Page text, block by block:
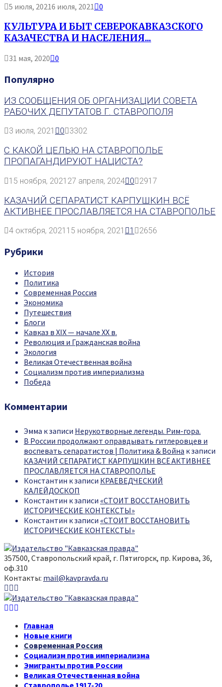
5 июля, 20216 июля, 2021 0
КУЛЬТУРА И БЫТ СЕВЕРОКАВКАЗСКОГО
КАЗАЧЕСТВА И НАСЕЛЕНИЯ...
31 мая, 2020 0
Популярно
ИЗ СООБЩЕНИЯ ОБ ОРГАНИЗАЦИИ СОВЕТА
РАБОЧИХ ДЕПУТАТОВ Г. СТАВРОПОЛЯ
3 июля, 2021 0 3302
С КАКОЙ ЦЕЛЬЮ НА СТАВРОПОЛЬЕ
ПРОПАГАНДИРУЮТ НАЦИСТА?
15 ноября, 2021 27 апреля, 2024 0 2917
КАЗАЧИЙ СЕПАРАТИСТ КАРПУШКИН ВСЁ
АКТИВНЕЕ ПРОСЛАВЛЯЕТСЯ НА СТАВРОПОЛЬЕ
4 октября, 2021 15 ноября, 2021 1 2656
Рубрики
История
Политика
Современная Россия
Экономика
Путешествия
Блоги
Кавказ в XIX — начале XX в.
Революция и Гражданская война
Экология
Великая Отечественная война
Социализм против империализма
Победа
Комментарии
Эмма к записи Нерукотворные легенды. Рим-гора.
В России продолжают оправдывать гитлеровцев и
воспевать сепаратистов | Политика & Война к записи
КАЗАЧИЙ СЕПАРАТИСТ КАРПУШКИН ВСЁ АКТИВНЕЕ
ПРОСЛАВЛЯЕТСЯ НА СТАВРОПОЛЬЕ
Константин к записи КРАЕВЕДЧЕСКИЙ
КАЛЕЙДОСКОП
Константин к записи «СТОИТ ВОССТАНОВИТЬ
ИСТОРИЧЕСКИЕ КОНТЕКСТЫ»
Константин к записи «СТОИТ ВОССТАНОВИТЬ
ИСТОРИЧЕСКИЕ КОНТЕКСТЫ»
357500, Ставропольский край, г. Пятигорск, пр. Кирова, 36,
оф.310
Контакты: mail@kavpravda.ru
Youtube
Vk
Youtube
Vk
Главная
Новые книги
Современная Россия
Социализм против империализма
Эмигранты против России
Великая Отечественная война
Ставрополье 1917-20